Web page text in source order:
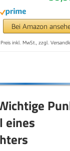
Bei Amazon
Preis inkl. MwSt., zzgl.
eines